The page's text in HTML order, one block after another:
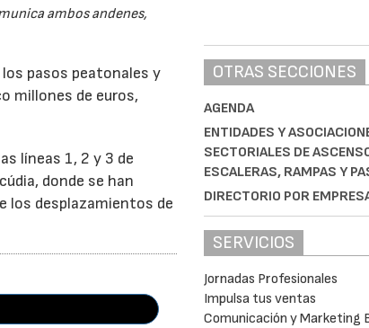
ambos andenes,
pasos peatonales y
millones de euros,
líneas 1, 2 y 3 de
donde se han
los desplazamientos de
OTRAS SECCIONES
AGENDA
ENTIDADES Y
SECTORIALES DE
ESCALERAS, RAMPAS Y
DIRECTORIO POR
SERVICIOS
Jornadas Profesionales
Impulsa tus ventas
Comunicación y Marketing